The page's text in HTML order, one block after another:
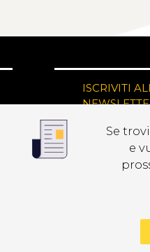
ISCRIVITI
Se
e